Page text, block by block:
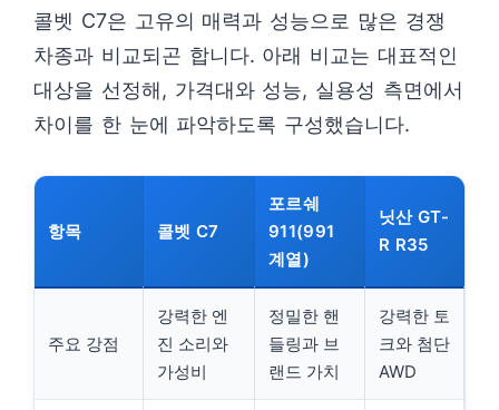
콜벳 C7은 고유의 매력과 성능으로 많은 경쟁
차종과 비교되곤 합니다. 아래 비교는 대표적인
대상을 선정해, 가격대와 성능, 실용성 측면에서
차이를 한 눈에 파악하도록 구성했습니다.
항목 콜벳 C7
포르쉐
911(991
계열)
닛산 GT-
R R35
주요 강점
강력한 엔
진 소리와
가성비
정밀한 핸
들링과 브
랜드 가치
강력한 토
크와 첨단
AWD